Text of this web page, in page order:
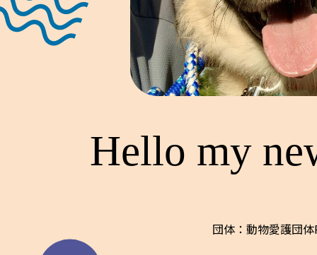
Hello my
団体：動物愛護団